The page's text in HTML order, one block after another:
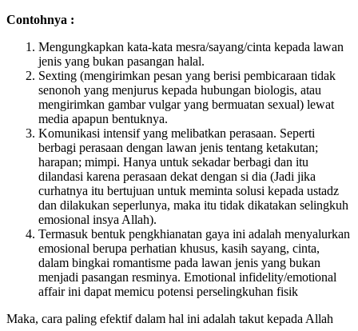
Contohnya :
Mengungkapkan kata-kata mesra/sayang/cinta kepada lawan
jenis yang bukan pasangan halal.
Sexting (mengirimkan pesan yang berisi pembicaraan tidak
senonoh yang menjurus kepada hubungan biologis, atau
mengirimkan gambar vulgar yang bermuatan sexual) lewat
media apapun bentuknya.
Komunikasi intensif yang melibatkan perasaan. Seperti
berbagi perasaan dengan lawan jenis tentang ketakutan;
harapan; mimpi. Hanya untuk sekadar berbagi dan itu
dilandasi karena perasaan dekat dengan si dia (Jadi jika
curhatnya itu bertujuan untuk meminta solusi kepada ustadz
dan dilakukan seperlunya, maka itu tidak dikatakan selingkuh
emosional insya Allah).
Termasuk bentuk pengkhianatan gaya ini adalah menyalurkan
emosional berupa perhatian khusus, kasih sayang, cinta,
dalam bingkai romantisme pada lawan jenis yang bukan
menjadi pasangan resminya. Emotional infidelity/emotional
affair ini dapat memicu potensi perselingkuhan fisik
Maka, cara paling efektif dalam hal ini adalah takut kepada Allah